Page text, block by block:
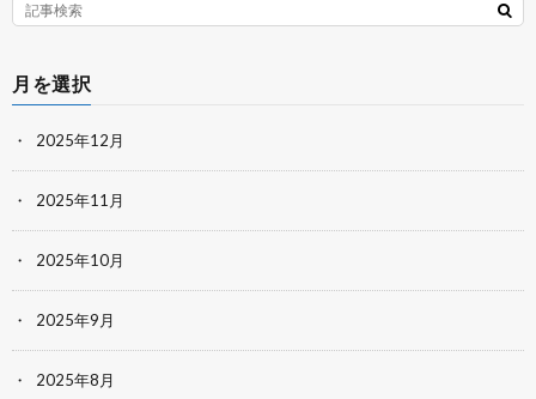
月を選択
2025年12月
2025年11月
2025年10月
2025年9月
2025年8月